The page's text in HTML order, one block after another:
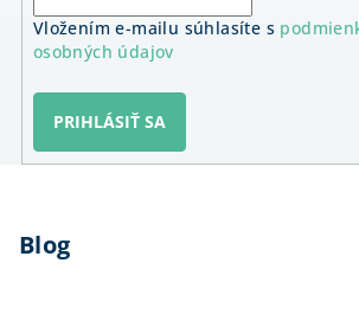
Vložením e-mailu súhlasíte s
osobných údajov
PRIHLÁSIŤ SA
Blog